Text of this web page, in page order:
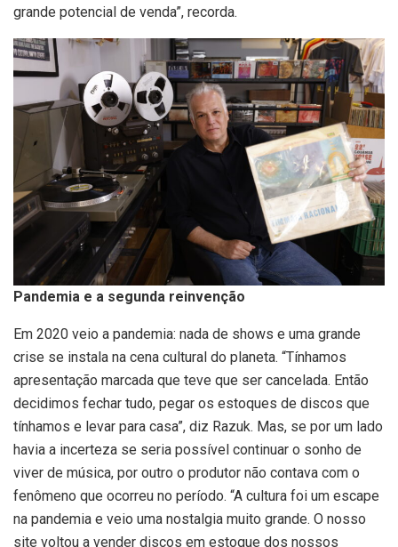
grande potencial de venda”, recorda.
Pandemia e a segunda reinvenção
Em 2020 veio a pandemia: nada de shows e uma grande
crise se instala na cena cultural do planeta. “Tínhamos
apresentação marcada que teve que ser cancelada. Então
decidimos fechar tudo, pegar os estoques de discos que
tínhamos e levar para casa”, diz Razuk. Mas, se por um lado
havia a incerteza se seria possível continuar o sonho de
viver de música, por outro o produtor não contava com o
fenômeno que ocorreu no período. “A cultura foi um escape
na pandemia e veio uma nostalgia muito grande. O nosso
site voltou a vender discos em estoque dos nossos